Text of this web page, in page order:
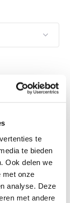
te
te bieden
Ook delen we
met onze
analyse. Deze
met andere